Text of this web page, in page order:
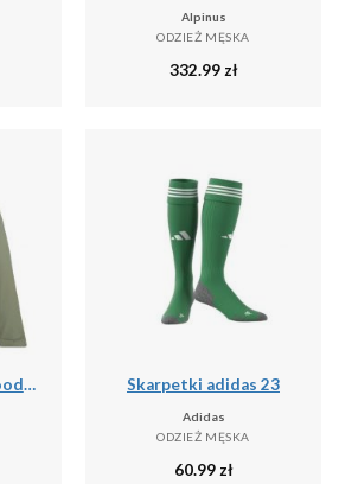
Alpinus
ODZIEŻ MĘSKA
332.99 zł
Męska Kurtka Wodoodporna Oklarna Skarpetki adidas 23
Adidas
ODZIEŻ MĘSKA
60.99 zł